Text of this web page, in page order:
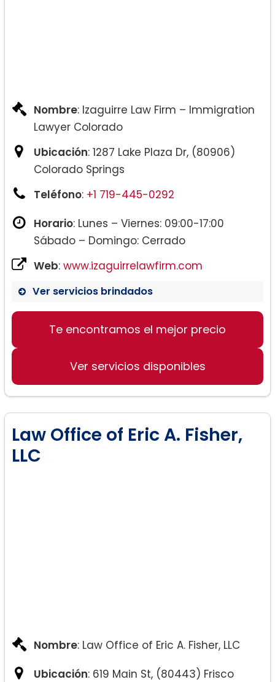
Nombre: Izaguirre Law Firm – Immigration
Lawyer Colorado
Ubicación: 1287 Lake Plaza Dr, (80906)
Colorado Springs
Teléfono: +1 719-445-0292
Horario: Lunes – Viernes: 09:00-17:00
Sábado – Domingo: Cerrado
Web: www.izaguirrelawfirm.com
Ver servicios brindados
Te encontramos el mejor precio
Ver servicios disponibles
Law Office of Eric A. Fisher,
LLC
Nombre: Law Office of Eric A. Fisher, LLC
Ubicación: 619 Main St, (80443) Frisco